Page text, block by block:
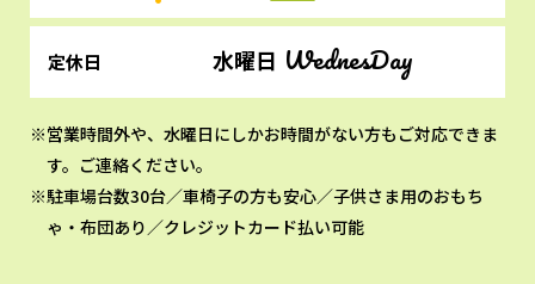
定休日 水曜日 WednesDay
営業時間外や、水曜日にしかお時間がない方もご対応できま
す。ご連絡ください。
駐車場台数30台／車椅子の方も安心／子供さま用のおもち
ゃ・布団あり／クレジットカード払い可能